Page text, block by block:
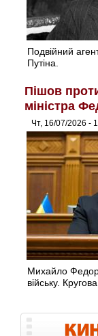
Подвійний
Путіна.
Пішов
міністра
Чт, 16/07/2026 -
Михайло
війську.